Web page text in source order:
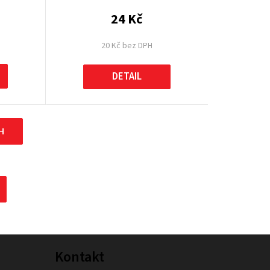
20 Kč bez DPH
24 Kč
DETAIL
Kontakt